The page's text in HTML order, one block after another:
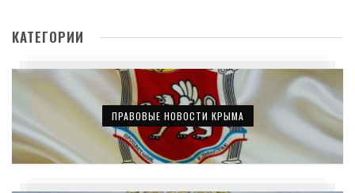
КАТЕГОРИИ
ПРАВОВЫЕ НОВОСТИ КРЫМА